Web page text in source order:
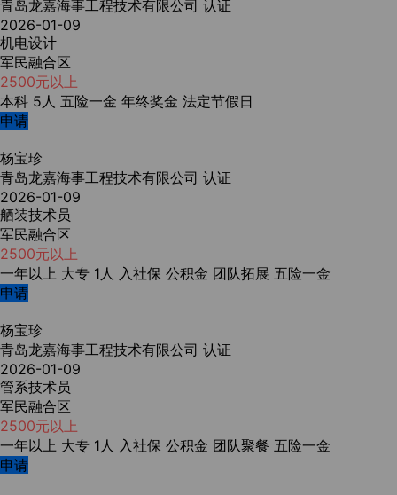
青岛龙嘉海事工程技术有限公司 认证
2026-01-09
机电设计
军民融合区
2500元以上
本科 5人 五险一金 年终奖金 法定节假日
申请
杨宝珍
青岛龙嘉海事工程技术有限公司 认证
2026-01-09
舾装技术员
军民融合区
2500元以上
一年以上 大专 1人 入社保 公积金 团队拓展 五险一金
申请
杨宝珍
青岛龙嘉海事工程技术有限公司 认证
2026-01-09
管系技术员
军民融合区
2500元以上
一年以上 大专 1人 入社保 公积金 团队聚餐 五险一金
申请